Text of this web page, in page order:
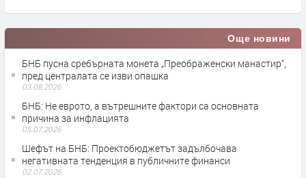
Още новини
БНБ пусна сребърната монета „Преображенски манастир“,
пред централата се изви опашка
03.08.2026
БНБ: Не еврото, а вътрешните фактори са основната
причина за инфлацията
05.07.2026
Шефът на БНБ: Проектобюджетът задълбочава
негативната тенденция в публичните финанси
02.07.2026